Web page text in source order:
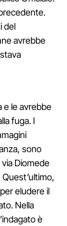
del
avrebbe
e le avrebbe
fuga. I
sono
Diomede
eludere il
Nella
è